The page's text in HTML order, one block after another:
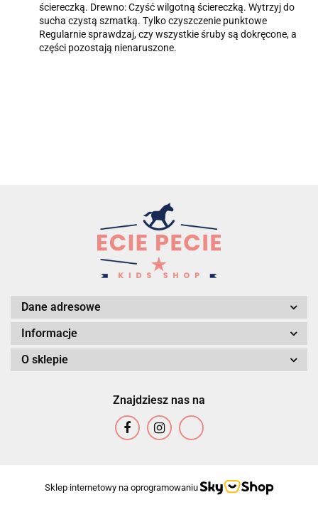
ściereczką. Drewno: Czyść wilgotną ściereczką. Wytrzyj do
sucha czystą szmatką. Tylko czyszczenie punktowe
Regularnie sprawdzaj, czy wszystkie śruby są dokręcone, a
części pozostają nienaruszone.
Dane adresowe
Informacje
O sklepie
Znajdziesz nas na
Sklep internetowy na oprogramowaniu